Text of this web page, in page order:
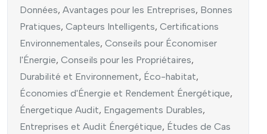
Données, Avantages pour les Entreprises, Bonnes
Pratiques, Capteurs Intelligents, Certifications
Environnementales, Conseils pour Économiser
l'Énergie, Conseils pour les Propriétaires,
Durabilité et Environnement, Éco-habitat,
Économies d'Énergie et Rendement Énergétique,
Énergetique Audit, Engagements Durables,
Entreprises et Audit Énergétique, Études de Cas